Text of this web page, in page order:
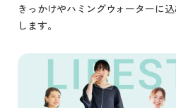
きっかけやハミングウォーターに
します。